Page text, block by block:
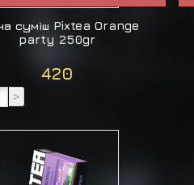
суміш Pixtea Orange
party 250gr
420
>